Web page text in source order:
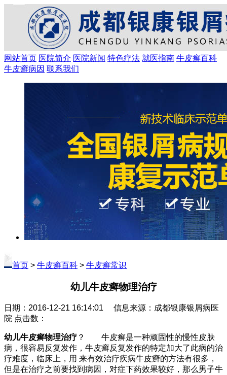
网站首页 医院简介 医院新闻 特色疗法 就医指南 牛皮癣百科
牛皮癣病因 联系我们
首页 > 牛皮癣百科 > 牛皮癣常识
幼儿牛皮癣物理治疗
日期：2016-12-21 16:14:01 信息来源：成都银康银屑病医
院 点击数：
幼儿牛皮癣物理治疗 ？ 牛皮癣是一种顽固性的慢性皮肤
病，很容易反复发作，牛皮癣反复发作的特定加大了此病的治
疗难度，临床上，用 来有效治疗疾病牛皮癣的方法有很多，
但是在治疗之前要找到病因，对症下药效果较好，那么男子牛